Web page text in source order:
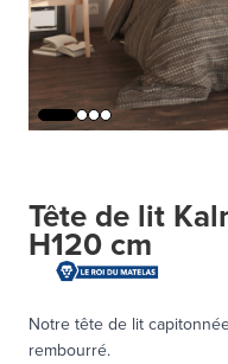
Tête de lit
H120 cm
Notre tête de lit
rembourré.